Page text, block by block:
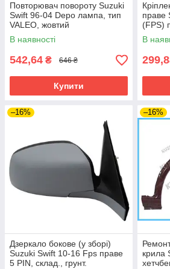
Повторювач повороту Suzuki
Swift 96-04 Depo лампа, тип
VALEO, жовтий
В наявності
542,64 ₴ 646 ₴
Купити
праве
(FPS)
В
–16%
Дзеркало бокове (у зборі)
Suzuki Swift 10-16 Fps праве
5 PIN, склад., грунт.
–16%
крила